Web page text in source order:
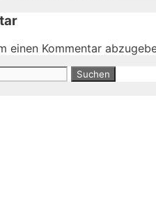
einen Kommentar